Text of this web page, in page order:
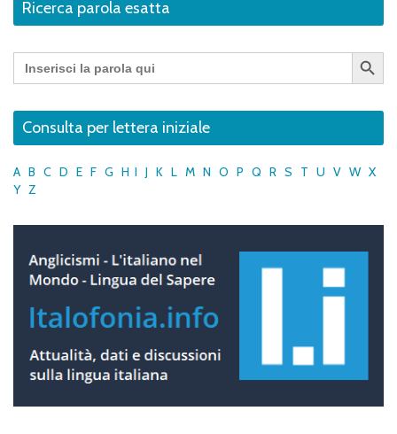
Ricerca parola esatta
Search
for:
Search Button
Consulta per lettera iniziale
A B C D E F G H I J K L M N O P Q R S T U V W X
Y Z